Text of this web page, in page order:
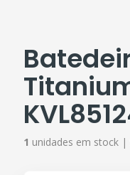
1 unidades em stock |